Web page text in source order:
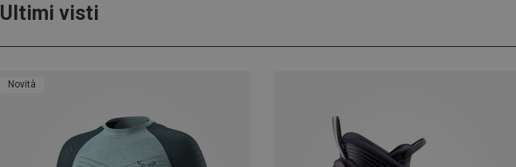
Ultimi visti
Novità